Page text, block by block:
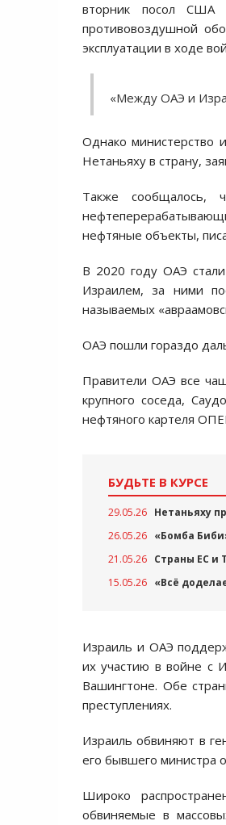
вторник посол США
противовоздушной
эксплуатации в ходе
«Между ОАЭ и
Однако министерство
Нетаньяху в страну,
Также сообщалось,
нефтяные объекты,
В 2020 году ОАЭ
Израилем, за ними
называемых
ОАЭ пошли гораздо
Правители ОАЭ все
крупного соседа,
нефтяного картеля
БУДЬТЕ В КУРСЕ
29.05.26 Нетаньяху
26.05.26 «Бомба
21.05.26 Страны ЕС и
15.05.26 «Всё
Израиль и ОАЭ
их участию в войне с
Вашингтоне. Обе
преступлениях.
Израиль обвиняют в
его бывшего министра
Широко
обвиняемые в